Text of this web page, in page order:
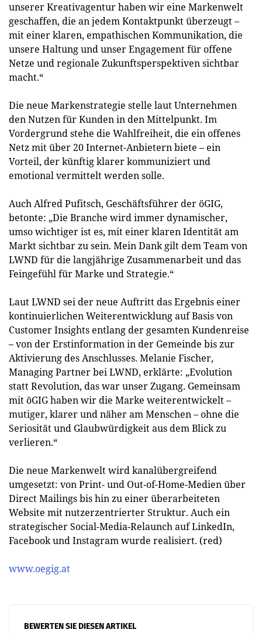
unserer Kreativagentur haben wir eine Markenwelt
geschaffen, die an jedem Kontaktpunkt überzeugt –
mit einer klaren, empathischen Kommunikation, die
unsere Haltung und unser Engagement für offene
Netze und regionale Zukunftsperspektiven sichtbar
macht.“
Die neue Markenstrategie stelle laut Unternehmen
den Nutzen für Kunden in den Mittelpunkt. Im
Vordergrund stehe die Wahlfreiheit, die ein offenes
Netz mit über 20 Internet-Anbietern biete – ein
Vorteil, der künftig klarer kommuniziert und
emotional vermittelt werden solle.
Auch Alfred Pufitsch, Geschäftsführer der öGIG,
betonte: „Die Branche wird immer dynamischer,
umso wichtiger ist es, mit einer klaren Identität am
Markt sichtbar zu sein. Mein Dank gilt dem Team von
LWND für die langjährige Zusammenarbeit und das
Feingefühl für Marke und Strategie.“
Laut LWND sei der neue Auftritt das Ergebnis einer
kontinuierlichen Weiterentwicklung auf Basis von
Customer Insights entlang der gesamten Kundenreise
– von der Erstinformation in der Gemeinde bis zur
Aktivierung des Anschlusses. Melanie Fischer,
Managing Partner bei LWND, erklärte: „Evolution
statt Revolution, das war unser Zugang. Gemeinsam
mit öGIG haben wir die Marke weiterentwickelt –
mutiger, klarer und näher am Menschen – ohne die
Seriosität und Glaubwürdigkeit aus dem Blick zu
verlieren.“
Die neue Markenwelt wird kanalübergreifend
umgesetzt: von Print- und Out-of-Home-Medien über
Direct Mailings bis hin zu einer überarbeiteten
Website mit nutzerzentrierter Struktur. Auch ein
strategischer Social-Media-Relaunch auf LinkedIn,
Facebook und Instagram wurde realisiert. (red)
www.oegig.at
BEWERTEN SIE DIESEN ARTIKEL